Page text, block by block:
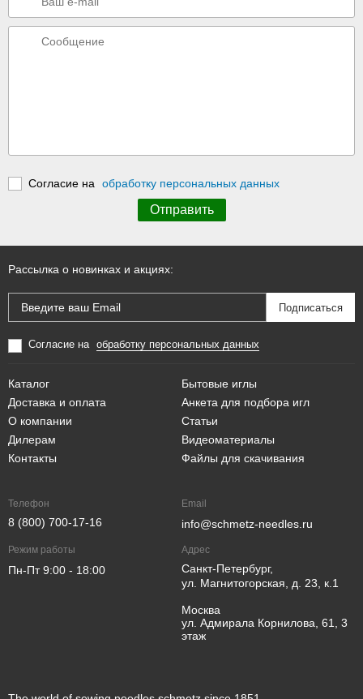
Согласие на обработку персональных данных
Рассылка о новинках и акциях:
Согласие на обработку персональных данных
Каталог
Доставка и оплата
О компании
Дилерам
Контакты
Бытовые иглы
Анкета для подбора игл
Статьи
Видеоматериалы
Файлы для скачивания
Телефон
8 (800) 700-17-16
Email
info@schmetz-needles.ru
Режим работы
Пн-Пт 9:00 - 18:00
Адрес
Санкт-Петербург,
ул. Магнитогорская, д. 23, к.1
Москва
ул. Адмирала Корнилова, 61, 3
этаж